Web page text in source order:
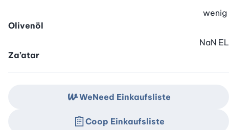
Olivenöl
wenig
Za’atar
NaN EL
WeNeed Einkaufsliste
Coop Einkaufsliste